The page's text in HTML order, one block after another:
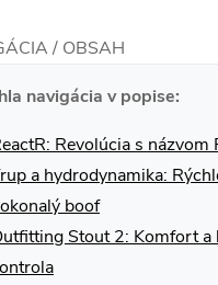
/ OBSAH
navigácia v popise:
Revolúcia s názvom
a hydrodynamika:
boof
Stout 2: Komfort a